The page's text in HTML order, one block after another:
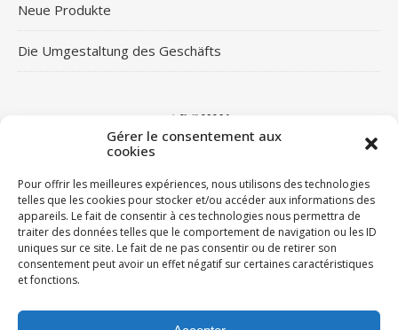
Gérer le consentement aux
cookies
Pour offrir les meilleures expériences, nous utilisons des technologies
telles que les cookies pour stocker et/ou accéder aux informations des
appareils. Le fait de consentir à ces technologies nous permettra de
traiter des données telles que le comportement de navigation ou les ID
uniques sur ce site. Le fait de ne pas consentir ou de retirer son
consentement peut avoir un effet négatif sur certaines caractéristiques
et fonctions.
Neue Produkte
Die Umgestaltung des Geschäfts
ARCHIV
LIENS
Facebook
Google